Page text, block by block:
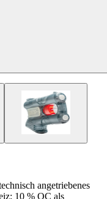
angetriebenes
10 % OC als